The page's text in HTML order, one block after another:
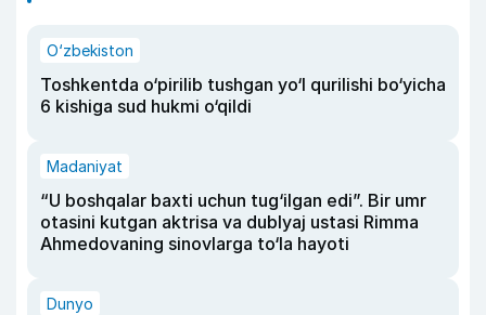
O‘zbekiston
Toshkentda o‘pirilib tushgan yo‘l qurilishi bo‘yicha
6 kishiga sud hukmi o‘qildi
Madaniyat
“U boshqalar baxti uchun tug‘ilgan edi”. Bir umr
otasini kutgan aktrisa va dublyaj ustasi Rimma
Ahmedovaning sinovlarga to‘la hayoti
Dunyo